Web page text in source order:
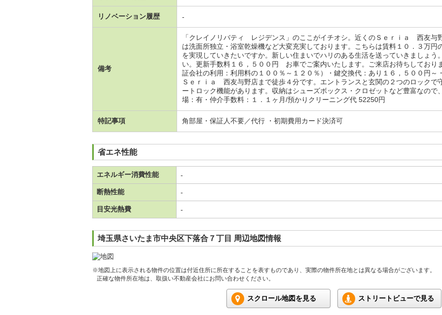
リノベーション履歴 -
備考
「クレイノリバティ レジデンス」のここがイチオシ。近くのＳｅｒｉａ 西友与
は洗面所独立・浴室乾燥機など大変充実しております。こちらは賃料１０．３万円
を実現していきたいですか。新しい住まいでハリのある生活を送っていきましょう
い。更新手数料１６，５００円 お車でご案内いたします。ご来店お待ちしてお
証会社の利用：利用料の１００％～１２０％）・鍵交換代：あり１６，５００円～
Ｓｅｒｉａ 西友与野店まで徒歩４分です。エントランスと玄関の２つのロックで
ートロック機能があります。収納はシューズボックス・クロゼットなど豊富なので
場：有・仲介手数料：１．１ヶ月/預かりクリーニング代 52250円
特記事項 角部屋・保証人不要／代行 ・初期費用カード決済可
省エネ性能
エネルギー消費性能 -
断熱性能 -
目安光熱費 -
埼玉県さいたま市中央区下落合７丁目 周辺地図情報
※地図上に表示される物件の位置は付近住所に所在することを表すものであり、実際の物件所在地とは異なる場合がございます。
正確な物件所在地は、取扱い不動産会社にお問い合わせください。
スクロール地図を見る ストリートビューで見る